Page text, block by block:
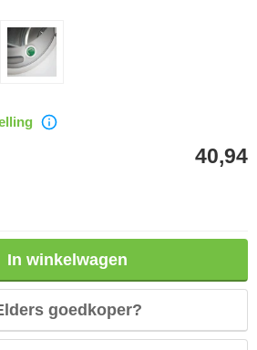
40,94
In winkelwagen
goedkoper?